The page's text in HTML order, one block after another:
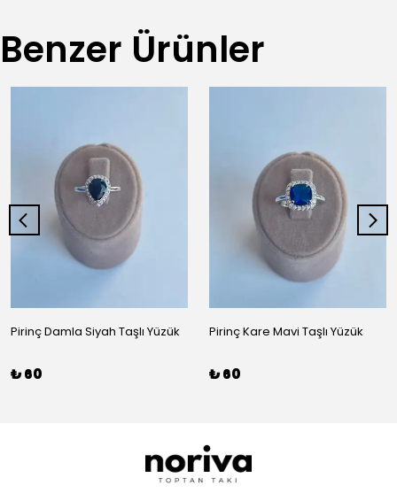
Benzer Ürünler
Pirinç Damla Siyah Taşlı Yüzük
₺ 60
Pirinç Kare Mavi Taşlı Yüzük
₺ 60